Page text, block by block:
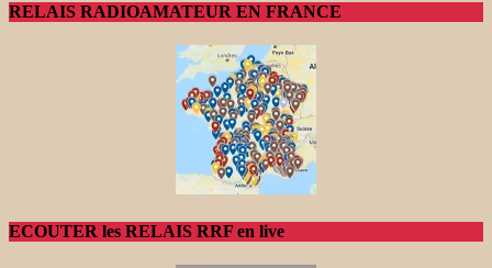
RELAIS RADIOAMATEUR EN FRANCE
ECOUTER les RELAIS RRF en live